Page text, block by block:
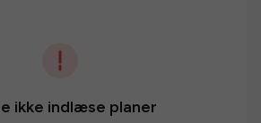
ikke indlæse planer